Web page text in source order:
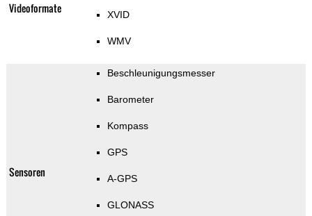
Videoformate XVID
WMV
Sensoren
Beschleunigungsmesser
Barometer
Kompass
GPS
A-GPS
GLONASS